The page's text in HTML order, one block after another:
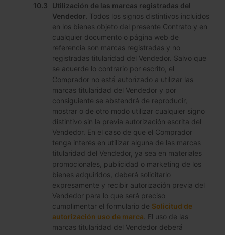
Utilización de las marcas registradas del
Vendedor. Todos los signos distintivos incluidos
en los bienes objeto del presente Contrato y en
cualquier documento o página web de
referencia son marcas registradas y no
registradas titularidad del Vendedor. Salvo que
se acuerde lo contrario por escrito, el
Comprador no está autorizado a utilizar las
marcas titularidad del Vendedor y por
consiguiente se abstendrá de reproducir,
mostrar o de otro modo utilizar cualquier signo
distintivo sin la previa autorización escrita del
Vendedor. En el caso de que el Comprador
tenga interés en utilizar alguna de las marcas
titularidad del Vendedor, ya sea en materiales
promocionales, publicidad o marketing de los
bienes adquiridos, deberá solicitarlo
expresamente y recibir autorización previa del
Vendedor para lo que será preciso
cumplimentar el formulario de Solicitud de
autorización uso de marca . El uso de las
marcas titularidad del Vendedor deberá